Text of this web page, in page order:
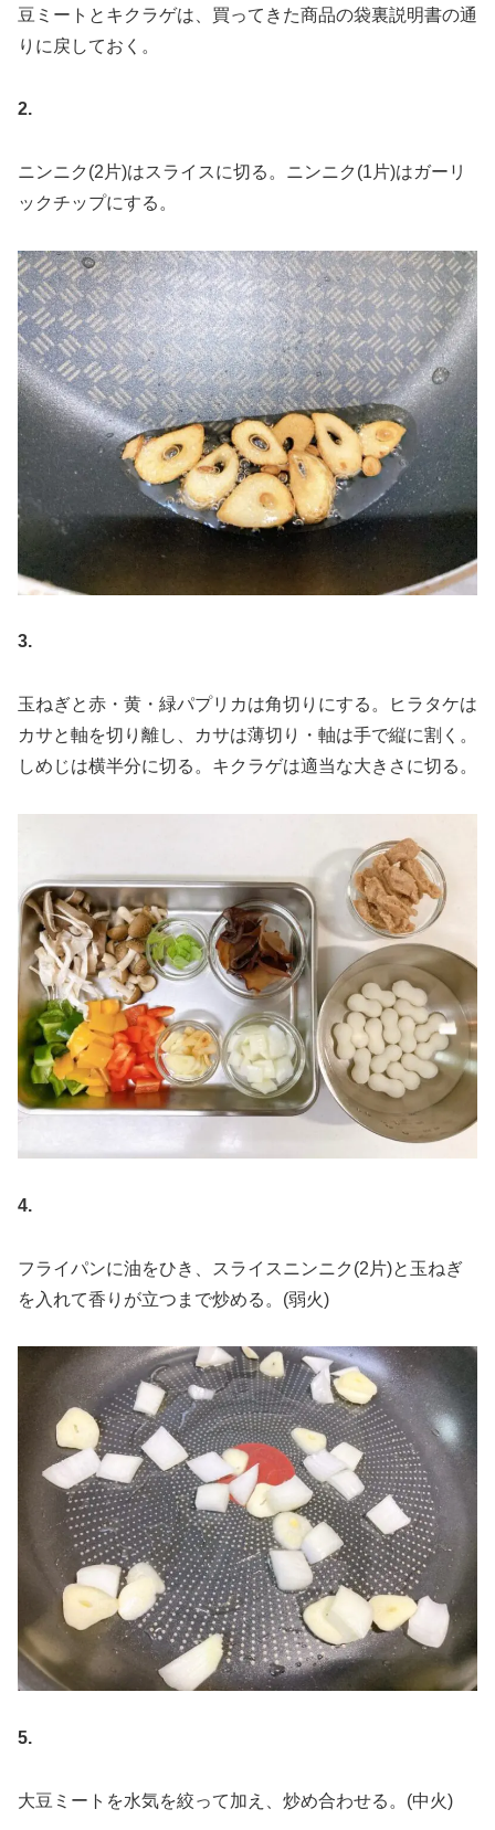
豆ミートとキクラゲは、買ってきた商品の袋裏説明書の通
りに戻しておく。
2.
ニンニク(2片)はスライスに切る。ニンニク(1片)はガーリ
ックチップにする。
3.
玉ねぎと赤・黄・緑パプリカは角切りにする。ヒラタケは
カサと軸を切り離し、カサは薄切り・軸は手で縦に割く。
しめじは横半分に切る。キクラゲは適当な大きさに切る。
4.
フライパンに油をひき、スライスニンニク(2片)と玉ねぎ
を入れて香りが立つまで炒める。(弱火)
5.
大豆ミートを水気を絞って加え、炒め合わせる。(中火)